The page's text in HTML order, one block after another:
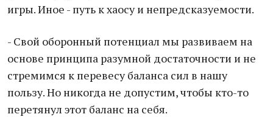
игры. Иное - путь к хаосу и непредсказуемости.
- Свой оборонный потенциал мы развиваем на
основе принципа разумной достаточности и не
стремимся к перевесу баланса сил в нашу
пользу. Но никогда не допустим, чтобы кто-то
перетянул этот баланс на себя.